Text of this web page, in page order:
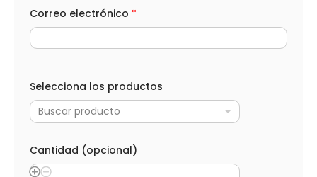
o
Correo electrónico *
Selecciona los productos
Buscar producto
Cantidad (opcional)